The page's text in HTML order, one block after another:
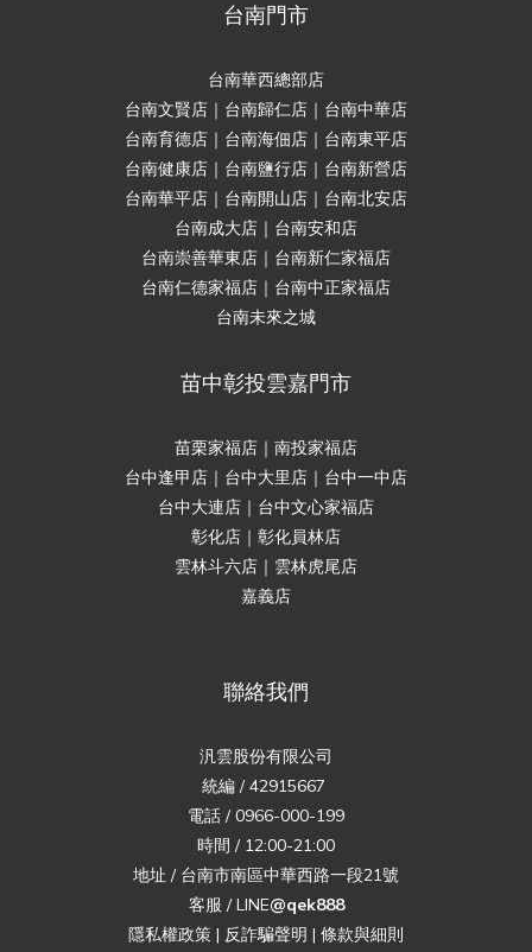
台南門市
台南華西總部店
台南文賢店｜台南歸仁店｜台南中華店
台南育德店｜台南海佃店｜台南東平店
台南健康店｜台南鹽行店｜台南新營店
台南華平店｜台南開山店｜台南北安店
台南成大店｜台南安和店
台南崇善華東店｜台南新仁家福店
台南仁德家福店｜台南中正家福店
台南未來之城
苗中彰投雲嘉門市
苗栗家福店｜南投家福店
台中逢甲店｜台中大里店｜台中一中店
台中大連店｜台中文心家福店
彰化店｜彰化員林店
雲林斗六店｜雲林虎尾店
嘉義店
聯絡我們
汎雲股份有限公司
統編 / 42915667
電話 / 0966-000-199
時間 / 12:00-21:00
地址 / 台南市南區中華西路一段21號
客服 / LINE@qek888
隱私權政策 | 反詐騙聲明 | 條款與細則